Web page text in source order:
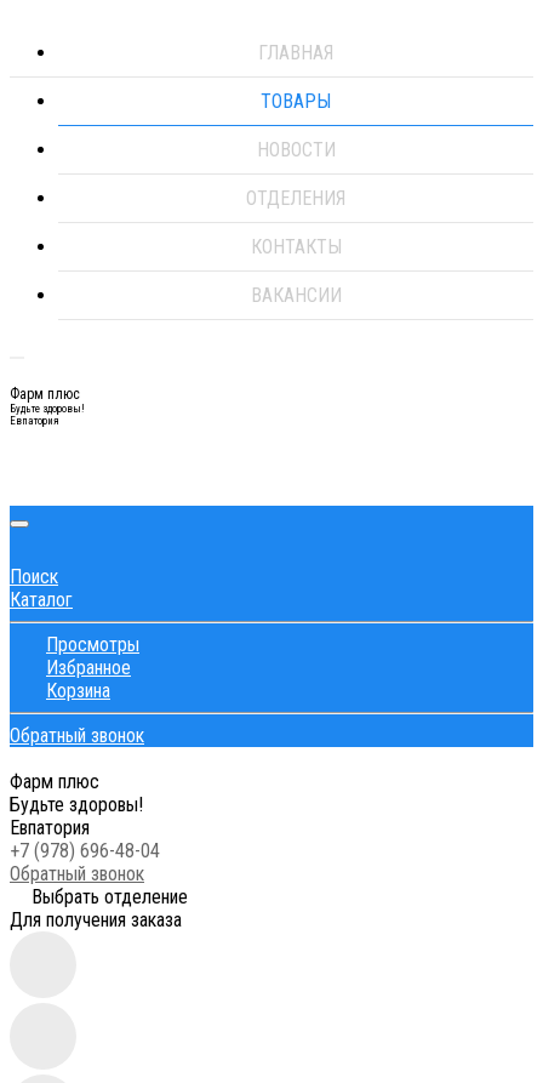
ГЛАВНАЯ
ТОВАРЫ
НОВОСТИ
ОТДЕЛЕНИЯ
КОНТАКТЫ
ВАКАНСИИ
Фарм плюс
Будьте здоровы!
Евпатория
Поиск
Каталог
Просмотры
Избранное
Корзина
Обратный звонок
Фарм плюс
Будьте здоровы!
Евпатория
+7 (978) 696-48-04
Обратный звонок
Выбрать отделение
Для получения заказа